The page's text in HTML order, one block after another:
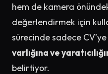
hem de kamera
değerlendirmek için
sürecinde sadece
varlığına ve
belirtiyor.